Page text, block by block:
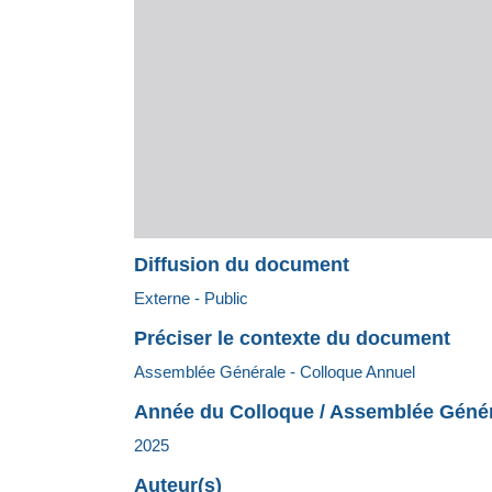
Diffusion du document
Externe - Public
Préciser le contexte du document
Assemblée Générale - Colloque Annuel
Année du Colloque / Assemblée
2025
Auteur(s)